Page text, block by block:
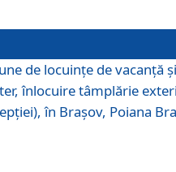
de locuinţe de
înlocuire tâmplărie
în Braşov, Poiana